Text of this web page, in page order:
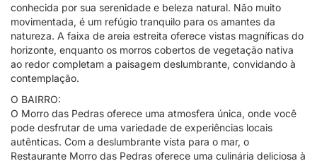
conhecida por sua serenidade e beleza natural. Não muito
movimentada, é um refúgio tranquilo para os amantes da
natureza. A faixa de areia estreita oferece vistas magníficas do
horizonte, enquanto os morros cobertos de vegetação nativa
ao redor completam a paisagem deslumbrante, convidando à
contemplação.
O BAIRRO:
O Morro das Pedras oferece uma atmosfera única, onde você
pode desfrutar de uma variedade de experiências locais
autênticas. Com a deslumbrante vista para o mar, o
Restaurante Morro das Pedras oferece uma culinária deliciosa à